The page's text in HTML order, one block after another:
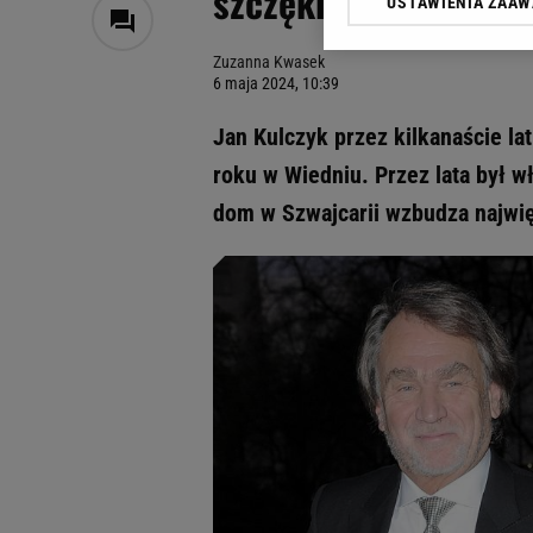
Zuzanna Kwasek
6 maja 2024, 10:39
Jan Kulczyk przez kilkanaście
roku w Wiedniu. Przez lata był
dom w Szwajcarii wzbudza
Klikając „Akceptuję”
My, nasi Zaufani
Użycie dokładnych
Przechowywanie